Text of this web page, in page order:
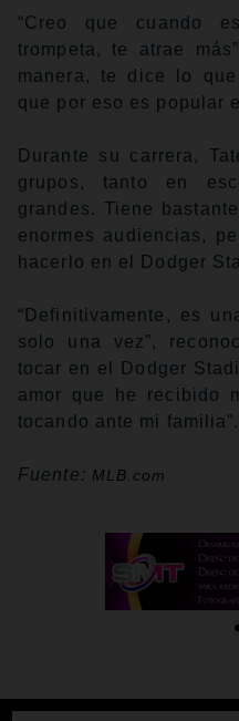
“Creo que cuando
trompeta, te atrae
manera, te dice lo
que por eso es popular
Durante su carrera,
grupos, tanto en
grandes. Tiene
enormes audiencias,
hacerlo en el Dodger
“Definitivamente, es
solo una vez”,
tocar en el Dodger
amor que he recibido
tocando ante mi familia”.
Fuente: MLB.com